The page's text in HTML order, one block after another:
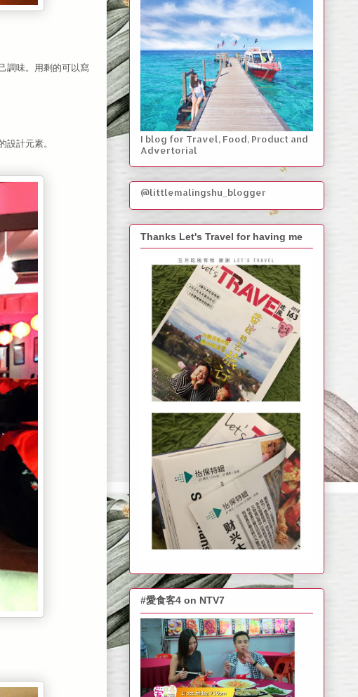
調味。用剩的可以寫
計元素。
I blog for Travel, Food, Product and
Advertorial
@littlemalingshu_blogger
Thanks Let's Travel for having me
#愛食客4 on NTV7